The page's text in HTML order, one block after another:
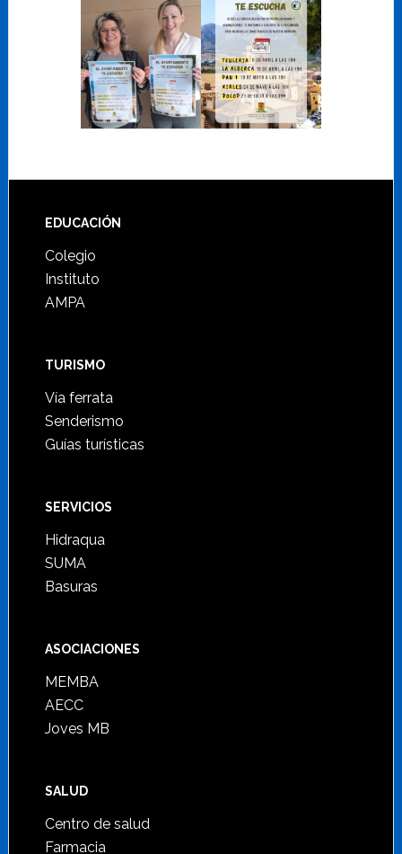
Footer
EDUCACIÓN
Colegio
Instituto
AMPA
TURISMO
Vía ferrata
Senderismo
Guías turísticas
SERVICIOS
Hidraqua
SUMA
Basuras
ASOCIACIONES
MEMBA
AECC
Joves MB
SALUD
Centro de salud
Farmacia